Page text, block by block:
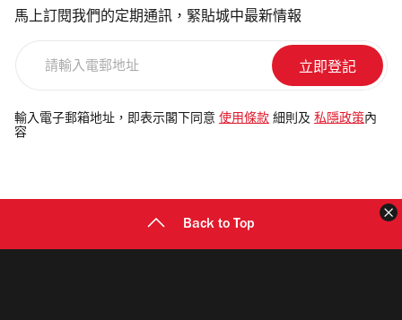
馬上訂閱我們的定期通訊，緊貼城中最新情報
電
郵
輸入電子郵箱地址，即表示閣下同意 使用條款 細則及 私隱政策 內
容
Back to Top